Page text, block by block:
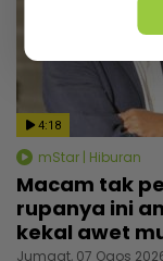
4:18
mStar | Hiburan
Macam tak
rupanya ini
kekal awet
Jumaat, 07 Ogos